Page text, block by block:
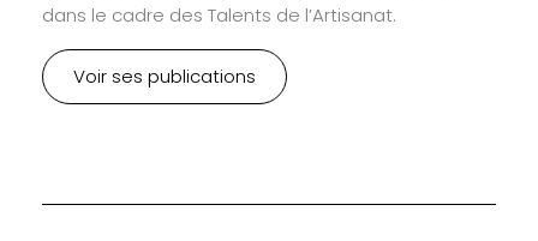
dans le cadre des Talents de l’Artisanat.
Voir ses publications